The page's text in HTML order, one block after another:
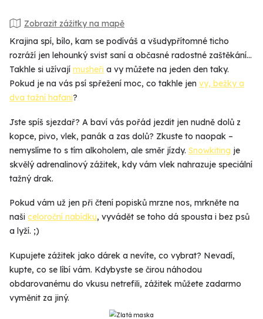
Zobrazit zážitky na mapě
Krajina spí, bílo, kam se podíváš a všudypřítomné ticho
rozráží jen lehounký svist saní a občasné radostné zaštěkání…
Takhle si užívají musheři a vy můžete na jeden den taky.
Pokud je na vás psí spřežení moc, co takhle jen vy, bežky a
dva tažní hafani?
Jste spíš sjezdař? A baví vás pořád jezdit jen nudně dolů z
kopce, pivo, vlek, panák a zas dolů? Zkuste to naopak –
nemyslíme to s tím alkoholem, ale směr jízdy. Snowkiting je
skvělý adrenalinový zážitek, kdy vám vlek nahrazuje speciální
tažný drak.
Pokud vám už jen při čtení popisků mrzne nos, mrkněte na
naši celoroční nabídku, vyvádět se toho dá spousta i bez psů
a lyží. ;)
Kupujete zážitek jako dárek a nevíte, co vybrat? Nevadí,
kupte, co se líbí vám. Kdybyste se čirou náhodou
obdarovanému do vkusu netrefili, zážitek můžete zadarmo
vyměnit za jiný.